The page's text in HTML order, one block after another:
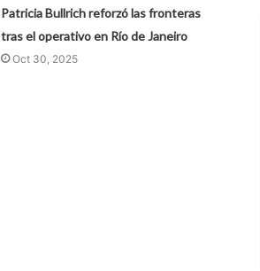
Patricia Bullrich reforzó las fronteras
tras el operativo en Río de Janeiro
Oct 30, 2025